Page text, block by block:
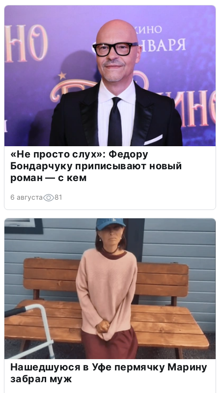
«Не просто слух»: Федору
Бондарчуку приписывают новый
роман — с кем
6 августа 81
Нашедшуюся в Уфе пермячку Марину
забрал муж